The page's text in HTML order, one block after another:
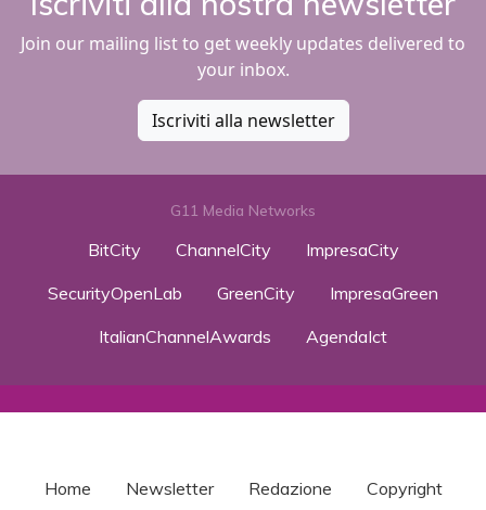
Join our mailing list to get weekly updates delivered to
your inbox.
Iscriviti alla newsletter
G11 Media Networks
BitCity ChannelCity
ImpresaCity
SecurityOpenLab
GreenCity
ImpresaGreen
ItalianChannelAwards
AgendaIct
Home Newsletter Redazione Copyright